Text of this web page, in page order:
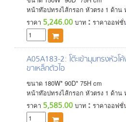
หน้าท๊อปทรงไส้กรอก หัวตรง 1 ด้าน
ราคา 5,246.00 บาท : ราคาออฟชั่
A05A183-2: โต๊ะเข้ามุมทรงหัว
ขาเหล็กตัวไอ
ขนาด 180W* 90D* 75H cm
หน้าท๊อปทรงไส้กรอก หัวตรง 1 ด้าน
ราคา 5,585.00 บาท : ราคาออฟชั่